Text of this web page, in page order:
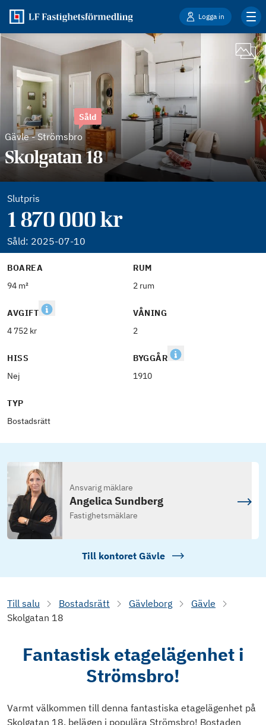
Logga in
Gävle-Strömsbro
Såld
Skolgatan 18
Slutpris
1 870 000 kr
Såld: 2025-07-10
BOAREA
94 m²
RUM
2 rum
AVGIFT
4 752 kr
VÅNING
2
HISS
Nej
BYGGÅR
1910
TYP
Bostadsrätt
Ansvarig mäklare
Angelica Sundberg
Fastighetsmäklare
Till kontoret Gävle
Till salu Bostadsrätt Gävleborg
Gävle
Skolgatan 18
Fantastisk etagelägenhet i
Strömsbro!
Varmt välkommen till denna fantastiska etagelägenhet på
Skolgatan 18, belägen i populära Strömsbro! Bostaden